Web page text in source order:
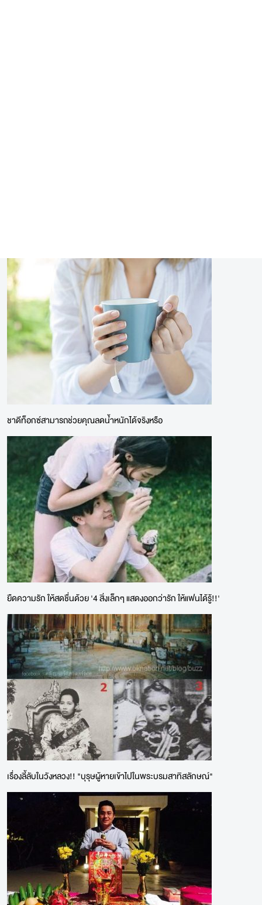
ชาดีท็อกซ์สามารถช่วยคุณลดน้ำหนักได้จริงหรือ
ยืดความรัก ให้สดชื่นด้วย '4 สิ่งเล็กๆ แสดงออกว่ารัก ให้แฟนได้รู้!!'
เรื่องลี้ลับในวังหลวง!! "บุรุษผู้หายเข้าไปในพระบรมสาทิสลักษณ์"